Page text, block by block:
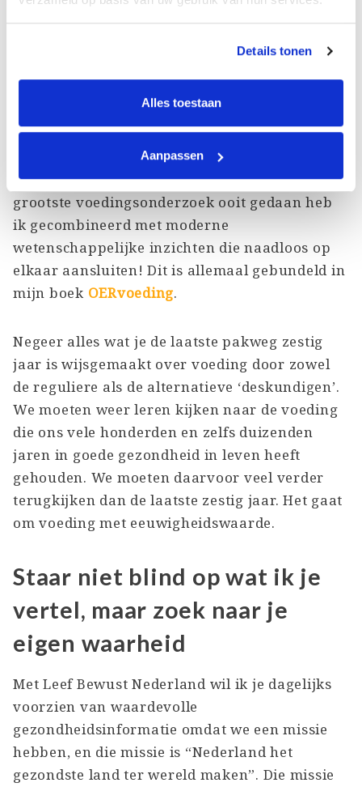
Details tonen
Alles toestaan
Aanpassen
en voortplanting van de mens? Het
antwoord hierop is “ja, die bestaat”.
Price inheemse volkeren wereldwijd
bestudeerd die vele duizenden jaren
overgeleverde voedingswijsheid
vertegenwoordigden. De informatie uit het
grootste voedingsonderzoek ooit gedaan heb
ik gecombineerd met moderne
wetenschappelijke inzichten die naadloos op
elkaar aansluiten! Dit is allemaal gebundeld in
mijn boek OERvoeding.
Negeer alles wat je de laatste pakweg zestig
jaar is wijsgemaakt over voeding door zowel
de reguliere als de alternatieve ‘deskundigen’.
We moeten weer leren kijken naar de voeding
die ons vele honderden en zelfs duizenden
jaren in goede gezondheid in leven heeft
gehouden. We moeten daarvoor veel verder
terugkijken dan de laatste zestig jaar. Het gaat
om voeding met eeuwigheidswaarde.
Staar niet blind op wat ik je
vertel, maar zoek naar je
eigen waarheid
Met Leef Bewust Nederland wil ik je dagelijks
voorzien van waardevolle
gezondheidsinformatie omdat we een missie
hebben, en die missie is “Nederland het
gezondste land ter wereld maken”. Die missie